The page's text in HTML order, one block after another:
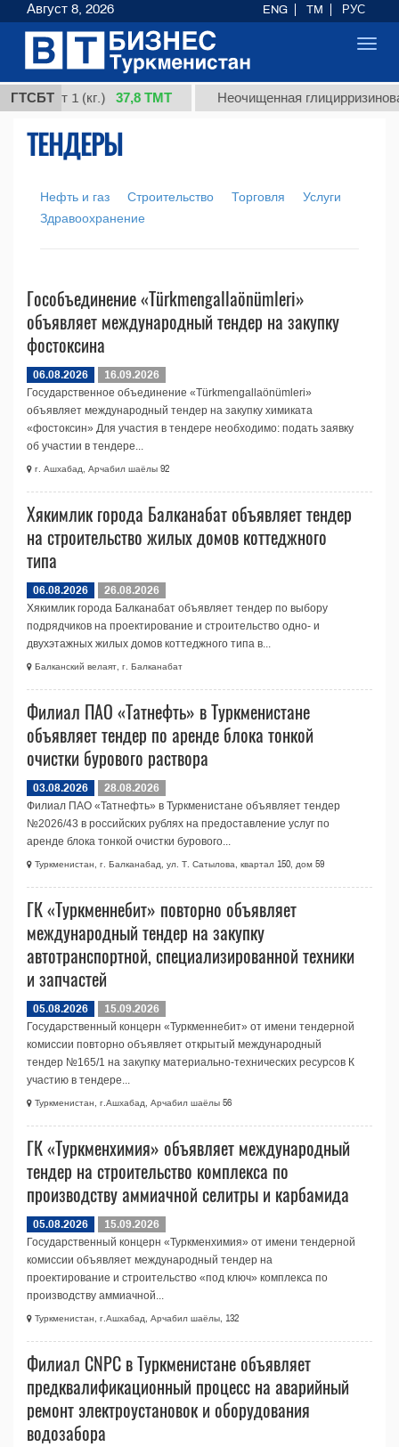
ГТСБТ
сорт 1 (кг.) 37,8 ТМТ Неочищенная
ТЕНДЕРЫ
Нефть и газ Строительство Торговля
Услуги
Здравоохранение
Гособъединение «Türkmengallaönümleri»
объявляет международный тендер на закупку
фостоксина
06.08.2026
16.09.2026
Государственное объединение «Türkmengallaönümleri»
объявляет международный тендер на закупку химиката
«фостоксин» Для участия в тендере необходимо: подать заявку
об участии в тендере...
г. Ашхабад, Арчабил шаёлы 92
Хякимлик города Балканабат объявляет тендер
на строительство жилых домов коттеджного
типа
06.08.2026
26.08.2026
Хякимлик города Балканабат объявляет тендер по выбору
подрядчиков на проектирование и строительство одно- и
двухэтажных жилых домов коттеджного типа в...
Балканский велаят, г. Балканабат
Филиал ПАО «Татнефть» в Туркменистане
объявляет тендер по аренде блока тонкой
очистки бурового раствора
03.08.2026
28.08.2026
Филиал ПАО «Татнефть» в Туркменистане объявляет тендер
№2026/43 в российских рублях на предоставление услуг по
аренде блока тонкой очистки бурового...
Туркменистан, г. Балканабад, ул. Т. Сатылова, квартал 150, дом 59
ГК «Туркменнебит» повторно объявляет
международный тендер на закупку
автотранспортной, специализированной техники
и запчастей
05.08.2026
15.09.2026
Государственный концерн «Туркменнебит» от имени тендерной
комиссии повторно объявляет открытый международный
тендер №165/1 на закупку материально-технических ресурсов К
участию в тендере...
Туркменистан, г.Ашхабад, Арчабил шаёлы 56
ГК «Туркменхимия» объявляет международный
тендер на строительство комплекса по
производству аммиачной селитры и карбамида
05.08.2026
15.09.2026
Государственный концерн «Туркменхимия» от имени тендерной
комиссии объявляет международный тендер на
проектирование и строительство «под ключ» комплекса по
производству аммиачной...
Туркменистан, г.Ашхабад, Арчабил шаёлы, 132
Филиал CNPC в Туркменистане объявляет
предквалификационный процесс на аварийный
ремонт электроустановок и оборудования
водозабора
Август 8, 2026 ENG TM РУС